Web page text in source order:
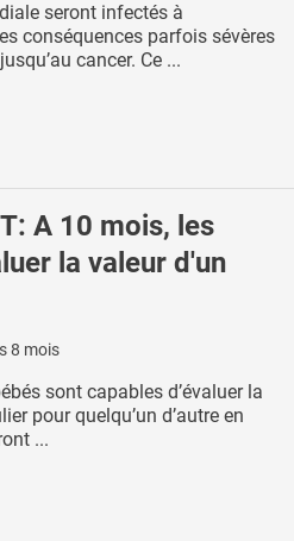
seront infectés à
conséquences parfois sévères
cancer. Ce ...
A 10 mois, les
la valeur d'un
8 mois
sont capables d’évaluer la
pour quelqu’un d’autre en
...